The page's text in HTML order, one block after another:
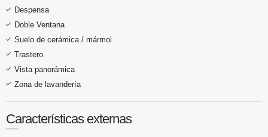
Despensa
Doble Ventana
Suelo de cerámica / mármol
Trastero
Vista panorámica
Zona de lavandería
Características externas